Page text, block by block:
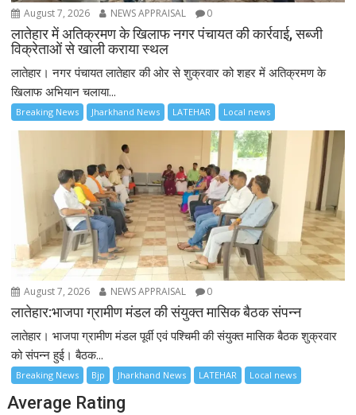
August 7, 2026 NEWS APPRAISAL 0
लातेहार में अतिक्रमण के खिलाफ नगर पंचायत की कार्रवाई, सब्जी
विक्रेताओं से खाली कराया स्थल
लातेहार। नगर पंचायत लातेहार की ओर से शुक्रवार को शहर में अतिक्रमण के
खिलाफ अभियान चलाया...
Breaking News Jharkhand News LATEHAR Local news
August 7, 2026 NEWS APPRAISAL 0
लातेहार:भाजपा ग्रामीण मंडल की संयुक्त मासिक बैठक संपन्न
लातेहार। भाजपा ग्रामीण मंडल पूर्वी एवं पश्चिमी की संयुक्त मासिक बैठक शुक्रवार
को संपन्न हुई। बैठक...
Breaking News Bjp Jharkhand News LATEHAR Local news
Average Rating